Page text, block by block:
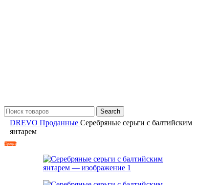
Search
DREVO Проданные Серебряные серьги с балтийским
янтарем
Продан